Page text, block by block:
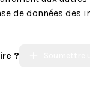
de données des
?